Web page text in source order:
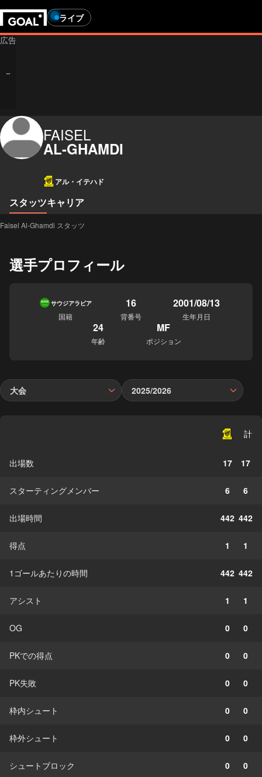
ライブ
FAISEL
AL-GHAMDI
アル・イテハド
スタッツキャリア
Faisel Al-Ghamdi スタッツ
選手プロフィール
サウジアラビア
国籍
16
背番号
2001/08/13
生年月日
24
年齢
MF
ポジション
大会 2025/2026
計
出場数 17 17
スターティングメンバー 6 6
出場時間 442 442
得点 1 1
1ゴールあたりの時間 442 442
アシスト 1 1
OG 0 0
PKでの得点 0 0
PK失敗 0 0
枠内シュート 0 0
枠外シュート 0 0
シュートブロック 0 0